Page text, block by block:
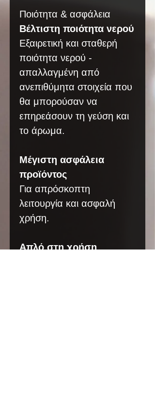
Ποιότητα & ασφάλεια
Βέλτιστη ποιότητα νερού
Εξαιρετική και σταθερή
ποιότητα νερού -
απαλλαγμένη από
ανεπιθύμητα στοιχεία που
θα μπορούσαν να
επηρεάσουν τη γεύση και
το άρωμα.
Μέγιστη ασφάλεια
προϊόντος
Για απρόσκοπτη
λειτουργία και ασφαλή
χρήση.
Απλό στη χρήση